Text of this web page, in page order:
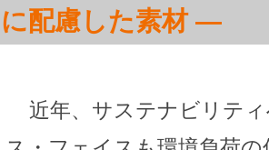
に配慮した素材 —
近年、サステナビリテ